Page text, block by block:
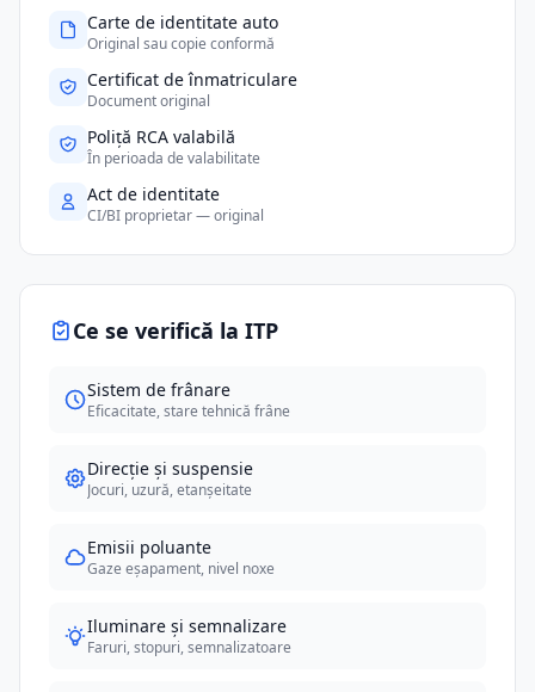
Carte de identitate auto
Original sau copie conformă
Certificat de înmatriculare
Document original
Poliță RCA valabilă
În perioada de valabilitate
Act de identitate
CI/BI proprietar — original
Ce se verifică la ITP
Sistem de frânare
Eficacitate, stare tehnică frâne
Direcție și suspensie
Jocuri, uzură, etanșeitate
Emisii poluante
Gaze eșapament, nivel noxe
Iluminare și semnalizare
Faruri, stopuri, semnalizatoare